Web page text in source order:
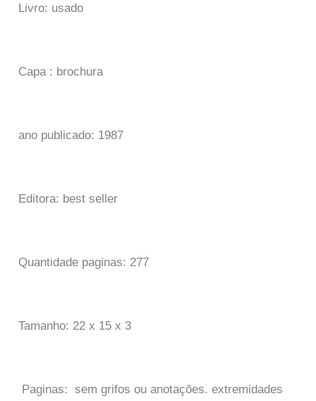
Livro: usado
Capa : brochura
ano publicado: 1987
Editora: best seller
Quantidade paginas: 277
Tamanho: 22 x 15 x 3
Paginas: sem grifos ou anotações. extremidades